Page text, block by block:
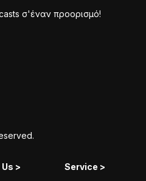
σ'έναν προορισμό!
> Service >